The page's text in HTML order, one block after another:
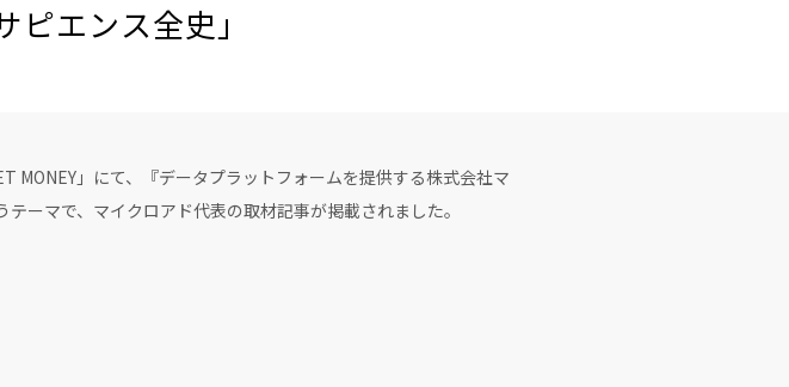
エンス全史」
」にて、『データプラットフォームを提供する株式会社マ
ーマで、マイクロアド代表の取材記事が掲載されました。